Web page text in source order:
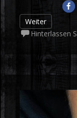
Weiter
Hinterlassen